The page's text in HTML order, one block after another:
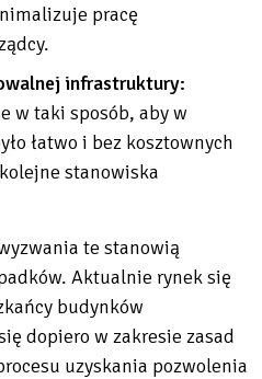
pracę
infrastruktury:
w taki sposób, aby w
łatwo i bez kosztownych
stanowiska
te stanowią
Aktualnie rynek się
budynków
dopiero w zakresie zasad
uzyskania pozwolenia